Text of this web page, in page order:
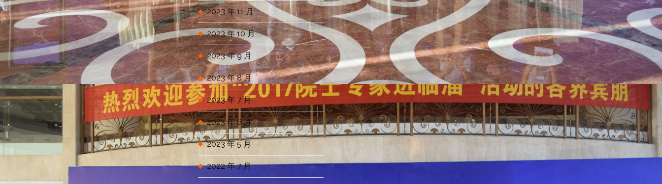
2023 年 11 月
2023 年 10 月
2023 年 9 月
2023 年 8 月
2023 年 7 月
2023 年 6 月
2023 年 5 月
2022 年 7 月